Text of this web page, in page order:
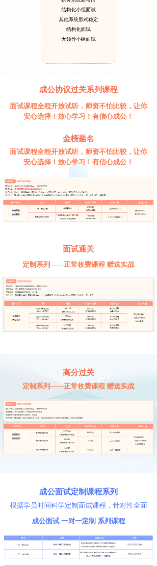
结构化小组面试
其他系统形式稳定
结构化面试
无领导小组面试
定制系列——正常收费课程 赠送实战
面试通关
定制系列——正常收费课程 赠送实战
高分过关
根据学员时间科学定制面试课程，针对性全面
提升
成公面试定制课程系列
成公面试 一对一定制 系列课程
面试课程全程开放试听，师资不怕比较，让你
安心选择！放心学习！有信心成公！
面试课程全程开放试听，师资不怕比较，让你
安心选择！放心学习！有信心成公！
成公协议过关系列课程
金榜题名